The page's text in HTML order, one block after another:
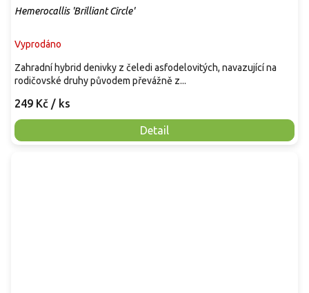
Hemerocallis 'Brilliant Circle'
Vyprodáno
249 Kč / ks
Detail
Zahradní hybrid denivky z čeledi asfodelovitých, navazující na
rodičovské druhy původem převážně z...